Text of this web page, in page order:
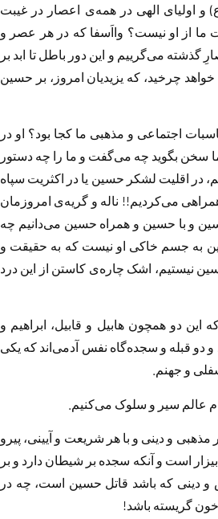
و اولیای الهی در همه‌ی اعصار در غیبت
ما از او نيست؟ وااَسفا كه در هر عصر و
مى‌گرييم و اين دور باطل تا ابد بر
چرخيد، كه يزيديان امروز، بر حسين
اجتماعی و مذهبی ما کجا بود؟ او در
ما سخن بگوید چه می‌گفت و ما را چه دستور
در اقلیت لشکر حسین یا در اکثریت سپاه
همراهی می‌کردیم!! ناله و گریه‌ی امروزمان
و با حسين و همراه حسين مى‌دانيم چه
به جسم خاکی او نیست که به حقیقت و
نیستیم، اشک چاره‌ى كاستن از اين درد
دو همچون هابیل و قابیل، ابراهیم و
دو قبله و سجده‌گاه نفس آدمی‌اند که یکی
و جهنم.
عالم سیر و سلوک می‌کنیم.
و دینی و با هر شریعت و آیینی، پیرو
است و آنکه سجده بر شیطان دارد و بر
و دينى كه باشد قاتل حسین است، چه در
گریسته باشد!